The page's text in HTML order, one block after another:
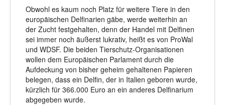
Obwohl es kaum noch Platz für weitere Tiere in den
europäischen Delfinarien gäbe, werde weiterhin an
der Zucht festgehalten, denn der Handel mit Delfinen
sei immer noch äußerst lukrativ, heißt es von ProWal
und WDSF. Die beiden Tierschutz-Organisationen
wollen dem Europäischen Parlament durch die
Aufdeckung von bisher geheim gehaltenen Papieren
belegen, dass ein Delfin, der in Italien geboren wurde,
kürzlich für 366.000 Euro an ein anderes Delfinarium
abgegeben wurde.